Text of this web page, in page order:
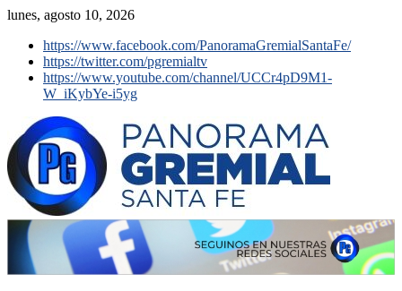
lunes, agosto 10, 2026
https://www.facebook.com/PanoramaGremialSantaFe/
https://twitter.com/pgremialtv
https://www.youtube.com/channel/UCCr4pD9M1-
W_iKybYe-i5yg